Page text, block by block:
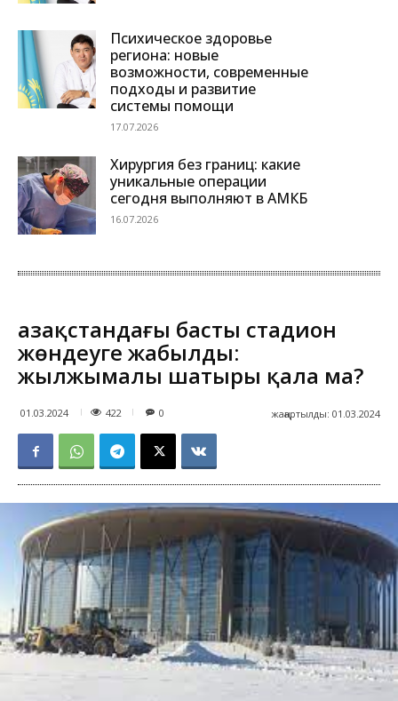
Психическое здоровье
региона: новые
возможности, современные
подходы и развитие
системы помощи
17.07.2026
Хирургия без границ: какие
уникальные операции
сегодня выполняют в АМКБ
16.07.2026